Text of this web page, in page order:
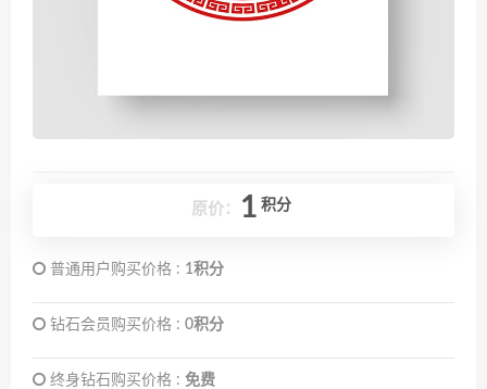
原价： 1 积分
普通用户购买价格 : 1积分
钻石会员购买价格 : 0积分
终身钻石购买价格 : 免费